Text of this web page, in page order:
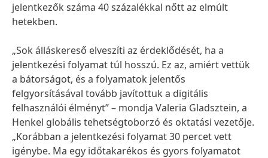
jelentkezők száma 40 százalékkal nőtt az elmúlt
hetekben.
„Sok álláskereső elveszíti az érdeklődését, ha a
jelentkezési folyamat túl hosszú. Ez az, amiért vettük
a bátorságot, és a folyamatok jelentős
felgyorsításával tovább javítottuk a digitális
felhasználói élményt” – mondja Valeria Gladsztein, a
Henkel globális tehetségtoborzó és oktatási vezetője.
„Korábban a jelentkezési folyamat 30 percet vett
igénybe. Ma egy időtakarékos és gyors folyamatot